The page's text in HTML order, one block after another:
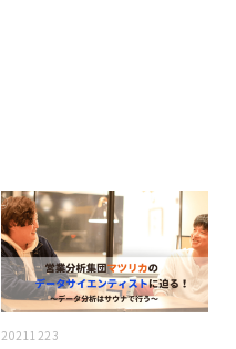
20211223